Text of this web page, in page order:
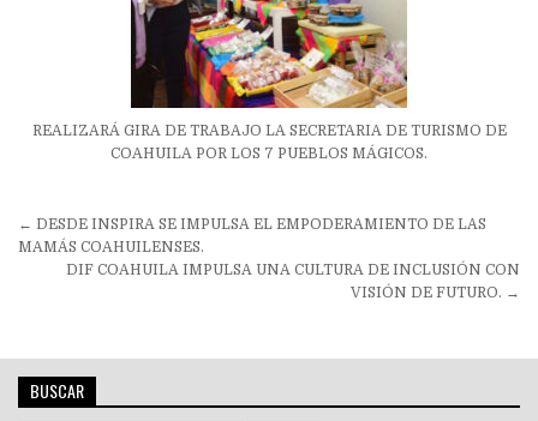
REALIZARÁ GIRA DE TRABAJO LA SECRETARIA DE TURISMO DE
COAHUILA POR LOS 7 PUEBLOS MÁGICOS.
Navegación
de
entradas
← DESDE INSPIRA SE IMPULSA EL EMPODERAMIENTO DE LAS
MAMÁS COAHUILENSES.
DIF COAHUILA IMPULSA UNA CULTURA DE INCLUSIÓN CON
VISIÓN DE FUTURO. →
BUSCAR